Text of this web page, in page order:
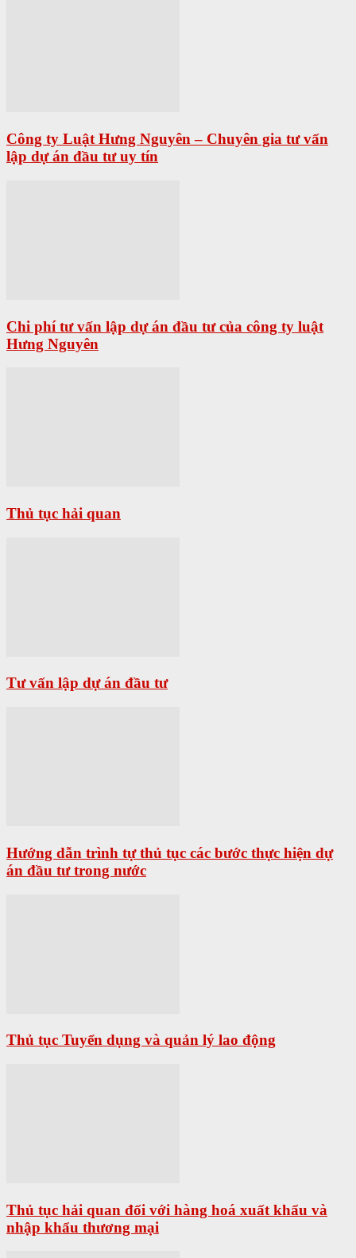
Công ty Luật Hưng Nguyên – Chuyên gia tư vấn
lập dự án đầu tư uy tín
Chi phí tư vấn lập dự án đầu tư của công ty luật
Hưng Nguyên
Thủ tục hải quan
Tư vấn lập dự án đầu tư
Hướng dẫn trình tự thủ tục các bước thực hiện dự
án đầu tư trong nước
Thủ tục Tuyển dụng và quản lý lao động
Thủ tục hải quan đối với hàng hoá xuất khẩu và
nhập khẩu thương mại